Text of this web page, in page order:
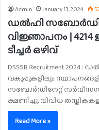
Admin January 13, 2024
ഡൽഹി
വിജ്ഞാപനം | 4214
ടീച്ചർ ഒഴിവ്
DSSSB Recruitment 2024
വകുപ്പുകളിലും
സബോർഡിനേറ്റ്
ക്ഷണിച്ചു. വിവിധ
Read More »